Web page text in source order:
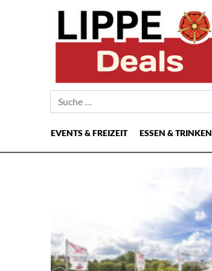
Suche nach:
Hauptnavigation
EVENTS & FREIZEIT ESSEN & TRINKEN